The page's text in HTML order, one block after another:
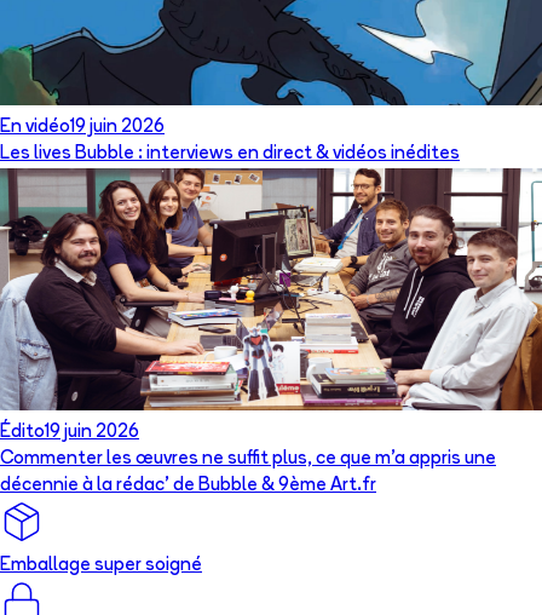
En vidéo19 juin 2026
Les lives Bubble : interviews en direct & vidéos inédites
Édito19 juin 2026
Commenter les œuvres ne suffit plus, ce que m’a appris une
décennie à la rédac’ de Bubble & 9ème Art.fr
Emballage super soigné